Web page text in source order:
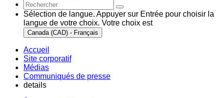
Sélection de langue. Appuyer sur Entrée pour choisir la
langue de votre choix. Votre choix est
Canada (CAD) - Français
Accueil
Site corporatif
Médias
Communiqués de presse
details